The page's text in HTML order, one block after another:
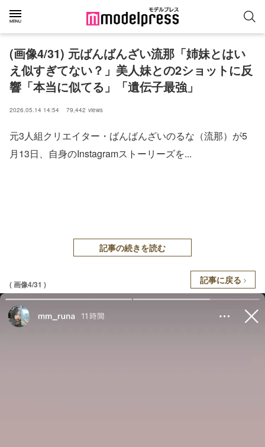
(画像4/31) 元ばんばんざい流那「姉妹とはい
え似すぎてない？」美人妹との2ショットに反
響「本当に似てる」「遺伝子最強」
2026.05.14 14:54 79,442 views
元3人組クリエイター・ばんばんざいのるな（流那）が5
月13日、自身のInstagramストーリーズを...
記事の続きを読む
( 画像4/31 ) 記事に戻る